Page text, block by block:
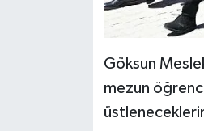
Göksun
mezun